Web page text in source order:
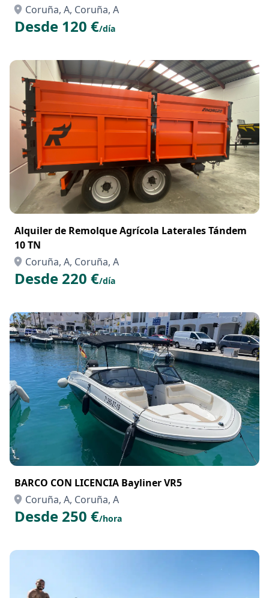
Coruña, A, Coruña, A
Desde 120 €/día
Alquiler de Remolque Agrícola Laterales Tándem
10 TN
Coruña, A, Coruña, A
Desde 220 €/día
BARCO CON LICENCIA Bayliner VR5
Coruña, A, Coruña, A
Desde 250 €/hora